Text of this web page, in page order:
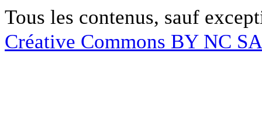
Tous les contenus, sauf
Créative Commons BY NC SA